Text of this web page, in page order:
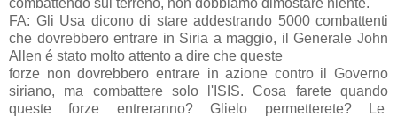
FA: Gli Usa dicono di stare addestrando 5000 combattenti
che dovrebbero entrare in Siria a maggio, il Generale John
Allen é stato molto attento a dire che queste
forze non dovrebbero entrare in azione contro il Governo
siriano, ma combattere solo l'ISIS. Cosa farete quando
queste forze entreranno? Glielo permetterete? Le